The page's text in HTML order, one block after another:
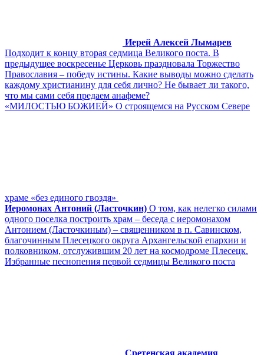
Иерей Алексей Лымарев
Подходит к концу вторая седмица Великого поста. В
предыдущее воскресенье Церковь праздновала Торжество
Православия – победу истины. Какие выводы можно сделать
каждому христианину для себя лично? Не бывает ли такого,
что мы сами себя предаем анафеме?
«МИЛОСТЬЮ БОЖИЕЙ» О строящемся на Русском Севере
храме «без единого гвоздя»
Иеромонах Антоний (Ласточкин) О том, как нелегко силами
одного поселка построить храм – беседа с иеромонахом
Антонием (Ласточкиным) – священником в п. Савинском,
благочинным Плесецкого округа Архангельской епархии и
полковником, отслужившим 20 лет на космодроме Плесецк.
Избранные песнопения первой седмицы Великого поста
Сретенская академия